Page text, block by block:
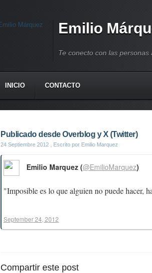
Emilio
Te conecto con las
INICIO CONTACTO
Publicado desde Overblog y X (Twitter)
24 Septiembre 2012 , Escrito por Emilio Marquez
"Imposible es lo que alguien no puede hacer,
Emilio Marquez (@EmilioMarquez)
September 24, 2012
Compartir este post